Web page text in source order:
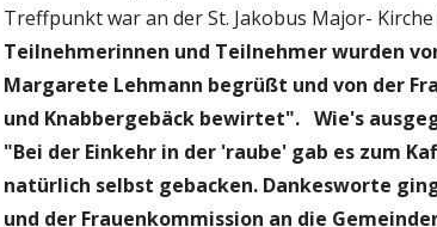
Treffpunkt war an der St. Jakobus Major-
Teilnehmerinnen und Teilnehmer wurden
Margarete Lehmann begrüßt und von der
und Knabbergebäck bewirtet". Wie's
"Bei der Einkehr in der 'raube' gab es zum
natürlich selbst gebacken. Dankesworte
und der Frauenkommission an die